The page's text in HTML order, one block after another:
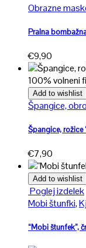
Obrazne
Pralna
€9,90
100% volneni
Add to wishlist
Špangice,
Špangice, rožice
€7,90
Add to wishlist
Poglej izdelek
Mobi štunfki,
“Mobi štunfek”,